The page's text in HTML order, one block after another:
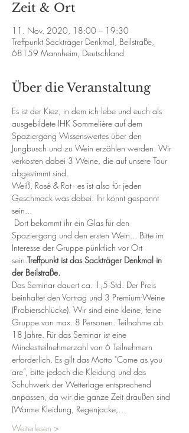
Zeit & Ort
11. Nov. 2020, 18:00 – 19:30
Treffpunkt Sackträger Denkmal, Beilstraße,
68159 Mannheim, Deutschland
Über die Veranstaltung
Es ist der Kiez, in dem ich lebe und euch als
ausgebildete IHK Sommelière auf dem
Spaziergang Wissenswertes über den
Jungbusch und zu Wein erzählen werden. Wir
verkosten dabei 3 Weine, die auf unsere Tour
abgestimmt sind.
Weiß, Rosé & Rot - es ist also für jeden
Geschmack was dabei. Ihr könnt gespannt
sein...
Spaziergang und den ersten Wein... Bitte im
Interesse der Gruppe pünktlich vor Ort
sein.Treffpunkt ist das Sackträger Denkmal in
der Beilstraße.
Das Seminar dauert ca. 1,5 Std. Der Preis
beinhaltet den Vortrag und 3 Premium-Weine
(Probierschlücke). Wir sind eine kleine, feine
Gruppe von max. 8 Personen. Teilnahme ab
18 Jahre. Für das Seminar ist eine
Mindestteilnehmerzahl von 6 Teilnehmern
erforderlich. Es gilt das Motto "Come as you
are“, bitte jedoch die Kleidung und das
Schuhwerk der Wetterlage entsprechend
anpassen, da wir die ganze Zeit draußen sind
(Warme Kleidung, Regenjacke,…
Weiterlesen >